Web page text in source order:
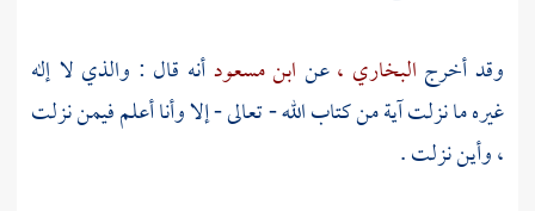
وقد أخرج البخاري ،عن ابن مسعودأنه قال : والذي لا إله
غيره ما نزلت آية من كتاب الله - تعالى - إلا وأنا أعلم فيمن نزلت
، وأين نزلت .